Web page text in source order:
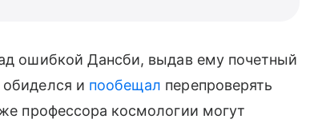
ошибкой Дансби, выдав ему почетный
и пообещал перепроверять
профессора космологии могут